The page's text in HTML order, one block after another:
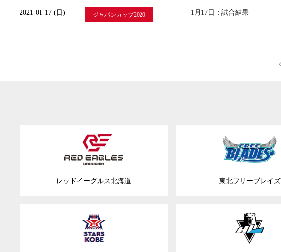
2021-01-17 (日) ジャパンカップ2020 1月17日：試合結果
レッドイーグルス北海道 東北フリーブレイズ